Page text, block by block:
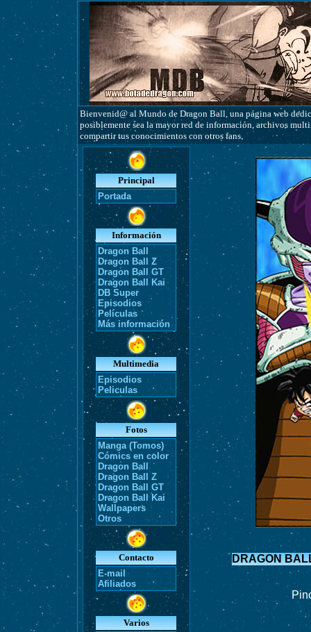
Bienvenid@ al Mundo de Dragon Ball, una página web
posiblemente sea la mayor red de información, archivos
compartir tus conocimientos con otros fans.
Principal
Portada
Información
Dragon Ball
Dragon Ball Z
Dragon Ball GT
Dragon Ball Kai
DB Super
Episodios
Películas
Más información
Multimedia
Episodios
Peliculas
Fotos
Manga (Tomos)
Cómics en color
Dragon Ball
Dragon Ball Z
Dragon Ball GT
Dragon Ball Kai
Wallpapers
Otros
Contacto
E-mail
Afiliados
Varios
DRAGON